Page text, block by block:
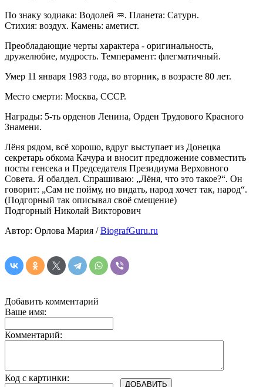
По знаку зодиака: Водолей ♒. Планета: Сатурн.
Стихия: воздух. Камень: аметист.
Преобладающие черты характера - оригинальность,
дружелюбие, мудрость. Темперамент: флегматичный.
Умер 11 января 1983 года, во вторник, в возрасте 80 лет.
Место смерти: Москва, СССР.
Награды: 5-ть орденов Ленина, Орден Трудового Красного
Знамени.
Лёня рядом, всё хорошо, вдруг выступает из Донецка
секретарь обкома Качура и вносит предложение совместить
посты генсека и Председателя Президиума Верховного
Совета. Я обалдел. Спрашиваю: „Лёня, что это такое?“. Он
говорит: „Сам не пойму, но видать, народ хочет так, народ“.
(Подгорный так описывал своё смещение)
Подгорный Николай Викторович
Автор: Орлова Мария /BiografGuru.ru
Добавить комментарий
Ваше имя:
Комментарий:
Код с картинки: